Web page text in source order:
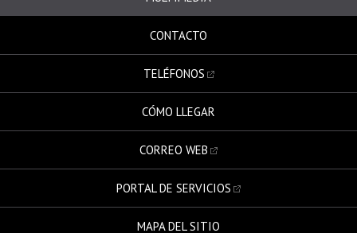
CONTACTO
TELÉFONOS
CÓMO LLEGAR
CORREO WEB
PORTAL DE SERVICIOS
MAPA DEL SITIO